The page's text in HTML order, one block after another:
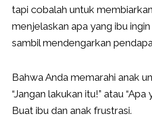
tapi cobalah untuk
menjelaskan apa yang ibu
sambil mendengarkan
Bahwa Anda memarahi anak
“Jangan lakukan itu!” atau “Apa
Buat ibu dan anak frustrasi.